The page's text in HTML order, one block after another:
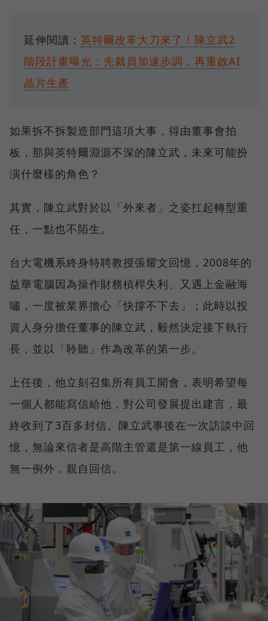
延伸閱讀： 英特爾改革大刀來了！陳立武2
階段計畫曝光：先裁員加速步調，再重啟AI
晶片生產
如果拆不拆製造部門這項大事，得由董事會拍
板，那與英特爾淵源不深的陳立武，未來可能扮
演什麼樣的角色？
其實，陳立武對於以「外來者」之姿扛起轉型重
任，一點也不陌生。
台大電機系終身特聘教授張耀文回憶，2008年的
益華電腦因為操作財務槓桿失利、又遇上金融海
嘯，一度被業界擔心「快撐不下去」；此時以投
資人身分擔任董事的陳立武，毅然決定接下執行
長，並以「聆聽」作為改革的第一步。
上任後，他立刻召集所有員工開會，表明希望每
一個人都能寫信給他，對公司發展提出建言，最
終收到了3百多封信。陳立武事後在一次訪談中回
憶，無論來信者是高階主管還是第一線員工，他
無一例外，親自回信。